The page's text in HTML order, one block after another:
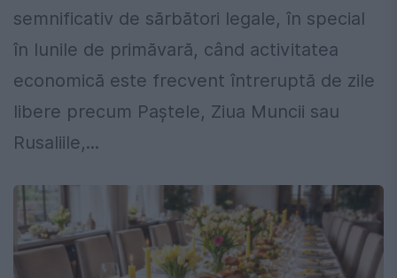
semnificativ de sărbători legale, în special
în lunile de primăvară, când activitatea
economică este frecvent întreruptă de zile
libere precum Paștele, Ziua Muncii sau
Rusaliile,...